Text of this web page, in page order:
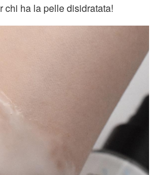
chi ha la pelle disidratata!